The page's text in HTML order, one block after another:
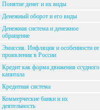
Понятие денег и их виды
Денежный оборот и его виды
Денежная система и денежное
обращение
Эмиссия. Инфляция и особенности ее
проявления в России
Кредит как форма движения ссудного
капитала
Кредитная система
Коммерческие банки и их
деятельность